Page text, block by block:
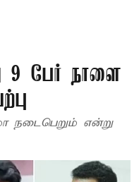
9 பேர் நாளை